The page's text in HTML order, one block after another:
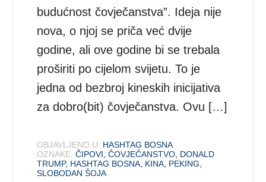
budućnost čovječanstva”. Ideja nije
nova, o njoj se priča već dvije
godine, ali ove godine bi se trebala
proširiti po cijelom svijetu. To je
jedna od bezbroj kineskih inicijativa
za dobro(bit) čovječanstva. Ovu […]
OBJAVLJENO U: HASHTAG BOSNA
OZNAKE: ČIPOVI ,ČOVJEČANSTVO DONALD
TRUMP, HASHTAG BOSNA KINA PEKING
SLOBODAN ŠOJA